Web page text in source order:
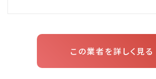
この業者を詳しく見る